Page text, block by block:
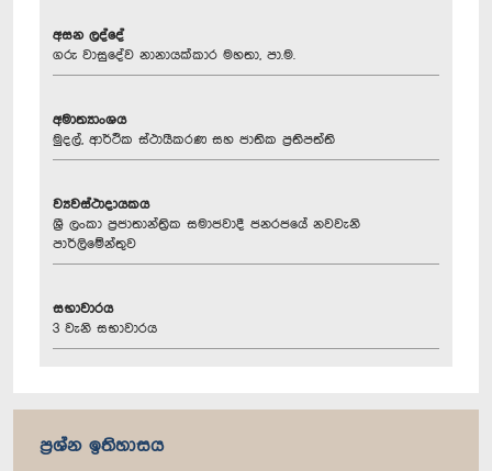
අසන ලද්දේ
ගරු වාසුදේව නානායක්කාර මහතා, පා.ම.
අමාත්‍යාංශය
මුදල්, ආර්ථික ස්ථායීකරණ සහ ජාතික ප්‍රතිපත්ති
ව්‍යවස්ථාදායකය
ශ්‍රී ලංකා ප්‍රජාතාන්ත්‍රික සමාජවාදී ජනරජයේ නවවැනි
පාර්ලිමේන්තුව
සභාවාරය
3 වැනි සභාවාරය
ප්‍රශ්න ඉතිහාසය